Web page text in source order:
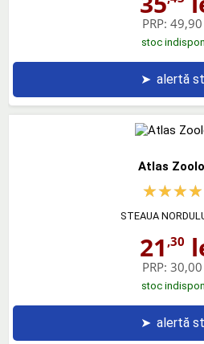
PRP:
stoc
➤ alertă
Atlas
STEAUA
21 ,30
PRP:
stoc
➤ alertă